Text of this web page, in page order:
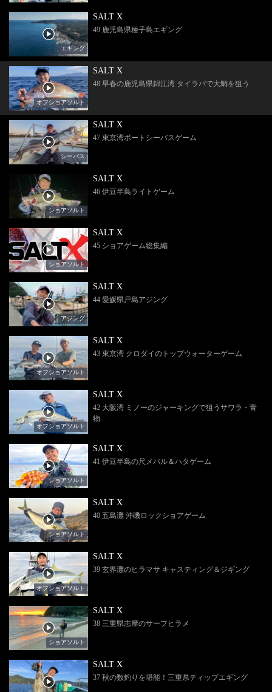
エギング
SALT X
49 鹿児島県種子島エギング
オフショアソルト
SALT X
48 早春の鹿児島県錦江湾 タイラバで大鯛を狙う
シーバス
SALT X
47 東京湾ボートシーバスゲーム
ショアソルト
SALT X
46 伊豆半島ライトゲーム
ショアソルト
SALT X
45 ショアゲーム総集編
アジング
SALT X
44 愛媛県戸島アジング
オフショアソルト
SALT X
43 東京湾 クロダイのトップウォーターゲーム
オフショアソルト
SALT X
42 大阪湾 ミノーのジャーキングで狙うサワラ・青
物
ショアソルト
SALT X
41 伊豆半島の尺メバル＆ハタゲーム
ショアソルト
SALT X
40 五島灘 沖磯ロックショアゲーム
オフショアソルト
SALT X
39 玄界灘のヒラマサ キャスティング＆ジギング
ショアソルト
SALT X
38 三重県志摩のサーフヒラメ
SALT X
37 秋の数釣りを堪能！三重県ティップエギング